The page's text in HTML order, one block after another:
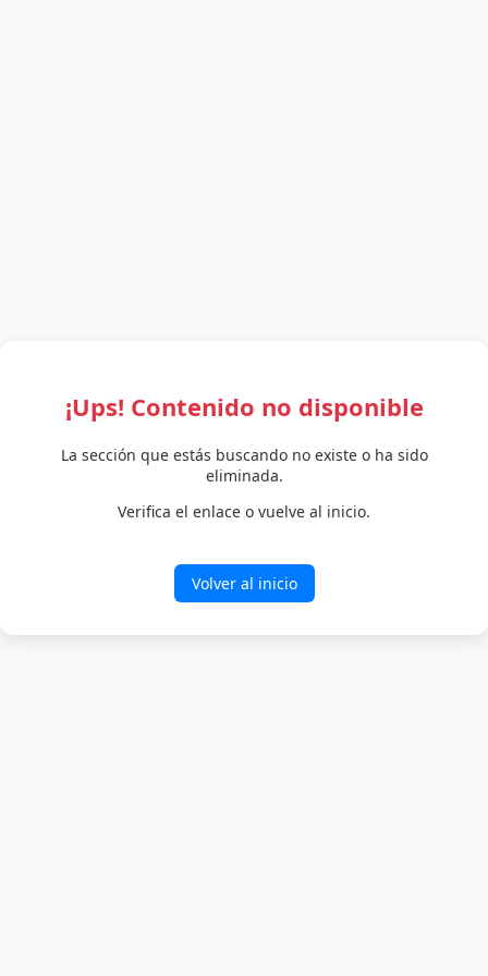
¡Ups! Contenido no disponible
La sección que estás buscando no existe o ha sido
eliminada.
Verifica el enlace o vuelve al inicio.
Volver al inicio